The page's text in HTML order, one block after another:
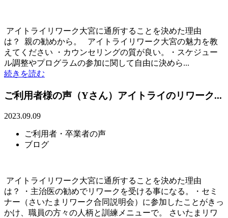
アイトライリワーク大宮に通所することを決めた理由
は？ 親の勧めから。 アイトライリワーク大宮の魅力を教
えてください ・カウンセリングの質が良い。・スケジュー
ル調整やプログラムの参加に関して自由に決めら...
続きを読む
ご利用者様の声（Yさん）アイトライのリワーク...
2023.09.09
ご利用者・卒業者の声
ブログ
アイトライリワーク大宮に通所することを決めた理由
は？ ・主治医の勧めでリワークを受ける事になる。・セミ
ナー（さいたまリワーク合同説明会）に参加したことがきっ
かけ、職員の方々の人柄と訓練メニューで。 さいたまリワ